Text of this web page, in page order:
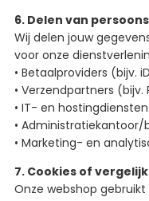
6. Delen van
Wij delen jouw
voor onze
• Betaalproviders (bijv.
• Verzendpartners (bijv.
• IT- en hostingdiensten
• Administratiekantoor/
• Marketing- en
7. Cookies of
Onze webshop